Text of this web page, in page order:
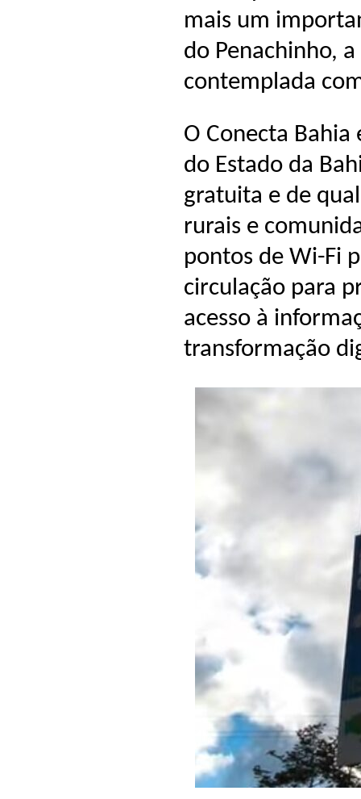
mais um
do Penachinho,
contemplada
O Conecta
do Estado da
gratuita e de
rurais e
pontos de Wi-Fi
circulação para
acesso à
transformação